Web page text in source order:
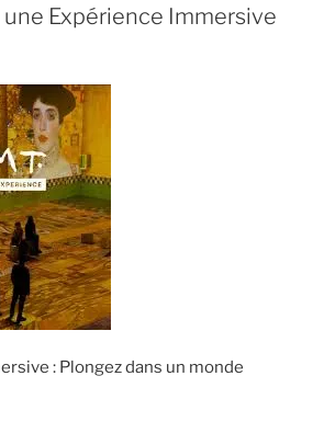
une Expérience Immersive
: Plongez dans un monde